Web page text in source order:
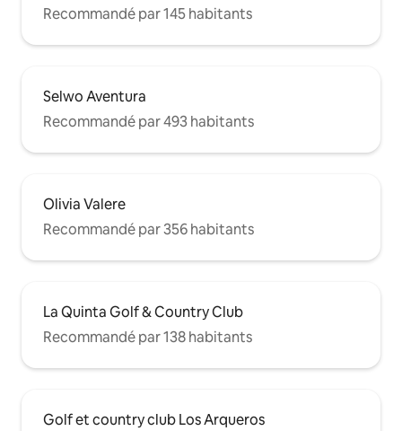
Recommandé par 145 habitants
Selwo Aventura
Recommandé par 493 habitants
Olivia Valere
Recommandé par 356 habitants
La Quinta Golf & Country Club
Recommandé par 138 habitants
Golf et country club Los Arqueros